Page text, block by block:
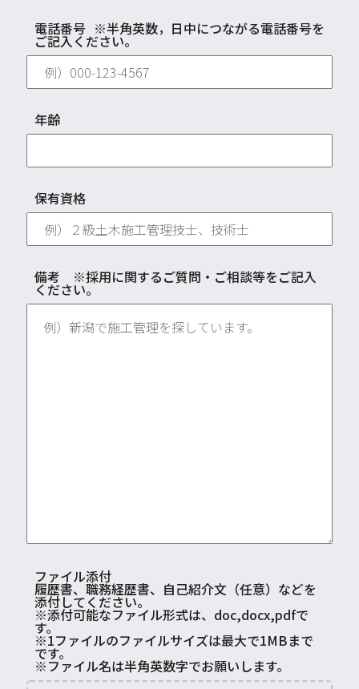
電話番号 ※半角英数，日中につながる電話番号を
ご記入ください。
年齢
保有資格
備考 ※採用に関するご質問・ご相談等をご記入
ください。
ファイル添付
履歴書、職務経歴書、自己紹介文（任意）などを
添付してください。
※添付可能なファイル形式は、doc,docx,pdfで
す。
※1ファイルのファイルサイズは最大で1MBまで
です。
※ファイル名は半角英数字でお願いします。